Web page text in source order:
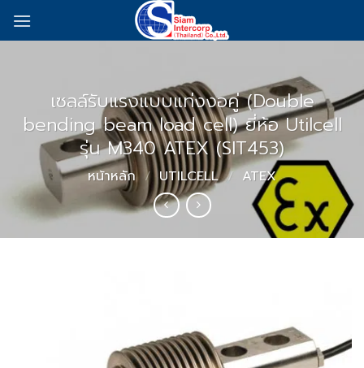
เซลล์รับแรงแบบแท่งงอคู่ (Double
bending beam load cell) ยี่ห้อ Utilcell
รุ่น M340 ATEX (SIT453)
หน้าหลัก / UTILCELL / ATEX